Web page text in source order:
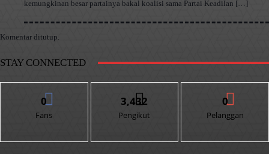
kemungkinan besar partainya bakal koalisi sama Partai Keadilan […]
Komentar ditutup.
STAY CONNECTED
0
Fans
3,432
Pengikut
0
Pelanggan